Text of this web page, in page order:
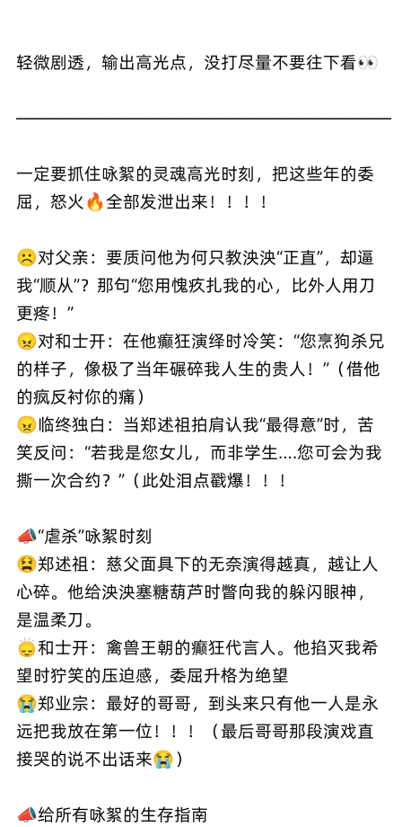
轻微剧透，输出高光点，没打尽量不要往下看👀
——————————————————————
一定要抓住咏絮的灵魂高光时刻，把这些年的委
屈，怒火🔥全部发泄出来！！！！
☹️对父亲：要质问他为何只教泱泱“正直”，却逼
我“顺从”？那句“您用愧疚扎我的心，比外人用刀
更疼！”
😠对和士开：在他癫狂演绎时冷笑：“您烹狗杀兄
的样子，像极了当年碾碎我人生的贵人！”（借他
的疯反衬你的痛）
😠临终独白：当郑述祖拍肩认我“最得意”时，苦
笑反问：“若我是您女儿，而非学生….您可会为我
撕一次合约？”（此处泪点戳爆！！！
📣“虐杀”咏絮时刻
😫郑述祖：慈父面具下的无奈演得越真，越让人
心碎。他给泱泱塞糖葫芦时瞥向我的躲闪眼神，
是温柔刀。
🙂‍↕️和士开：禽兽王朝的癫狂代言人。他掐灭我希
望时狞笑的压迫感，委屈升格为绝望
😭郑业宗：最好的哥哥，到头来只有他一人是永
远把我放在第一位！！！（最后哥哥那段演戏直
接哭的说不出话来😭）
📣给所有咏絮的生存指南